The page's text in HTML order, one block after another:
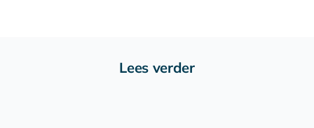
Lees verder